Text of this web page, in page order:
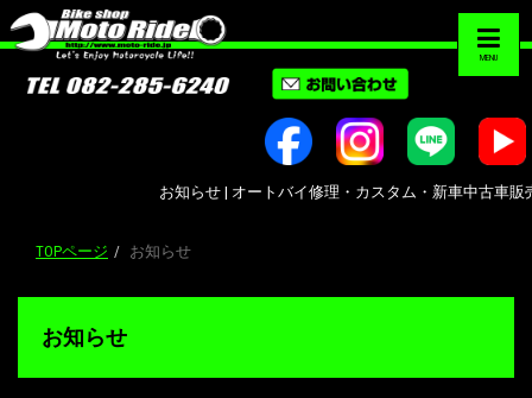
MENU
お知らせ | オートバイ修理・カスタム・新車中古車販売｜
TOPページ お知らせ
お知らせ